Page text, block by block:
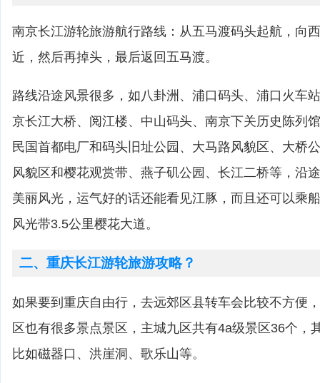
南京长江游轮旅游航行路线：从五马渡码头起航，向
近，然后再掉头，最后返回五马渡。
路线沿途风景很多，如八卦洲、浦口码头、浦口火车
京长江大桥、阅江楼、中山码头、南京下关历史陈列
民国首都电厂和码头旧址公园、大马路风貌区、大桥
风貌区和樱花观赏带、燕子矶公园、长江二桥等，沿
美丽风光，运气好的话还能看见江豚，而且还可以乘
风光带3.5公里樱花大道。
二、重庆长江游轮旅游攻略？
如果要到重庆自由行，去远郊区县转车会比较不方便
区也有很多景点景区，主城九区共有4a级景区36个，
比如磁器口、洪崖洞、歌乐山等。